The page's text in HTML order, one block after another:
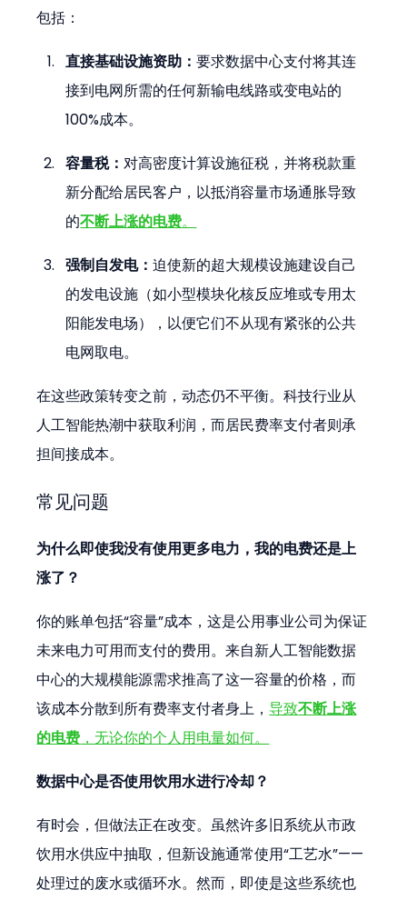
包括：
直接基础设施资助：要求数据中心支付将其连
接到电网所需的任何新输电线路或变电站的
100%成本。
容量税：对高密度计算设施征税，并将税款重
新分配给居民客户，以抵消容量市场通胀导致
的不断上涨的电费。
强制自发电：迫使新的超大规模设施建设自己
的发电设施（如小型模块化核反应堆或专用太
阳能发电场），以便它们不从现有紧张的公共
电网取电。
在这些政策转变之前，动态仍不平衡。科技行业从
人工智能热潮中获取利润，而居民费率支付者则承
担间接成本。
常见问题
为什么即使我没有使用更多电力，我的电费还是上
涨了？
你的账单包括“容量”成本，这是公用事业公司为保证
未来电力可用而支付的费用。来自新人工智能数据
中心的大规模能源需求推高了这一容量的价格，而
该成本分散到所有费率支付者身上，导致不断上涨
的电费 ，无论你的个人用电量如何。
数据中心是否使用饮用水进行冷却？
有时会，但做法正在改变。虽然许多旧系统从市政
饮用水供应中抽取，但新设施通常使用“工艺水”——
处理过的废水或循环水。然而，即使是这些系统也